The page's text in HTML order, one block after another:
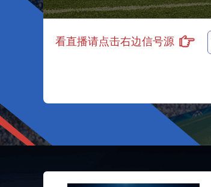
看直播请点击右边信号源